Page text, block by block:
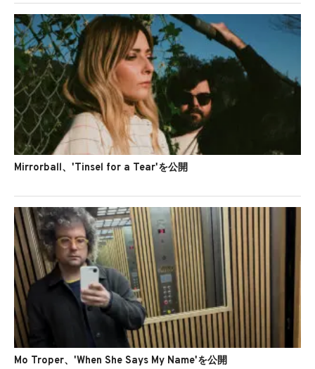
Mirrorball、'Tinsel for a Tear'を公開
Mo Troper、'When She Says My Name'を公開